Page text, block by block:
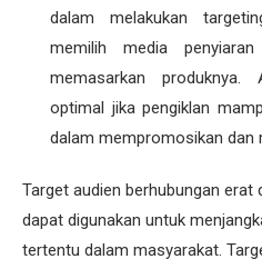
dalam melakukan
memilih media
memasarkan produknya.
optimal jika pengiklan
dalam mempromosikan dan
Target audien berhubungan erat
dapat digunakan untuk
tertentu dalam masyarakat.